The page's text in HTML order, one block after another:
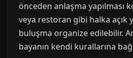
önceden anlaşma yapılması
veya restoran gibi halka açık
buluşma organize edilebilir.
bayanın kendi kurallarına